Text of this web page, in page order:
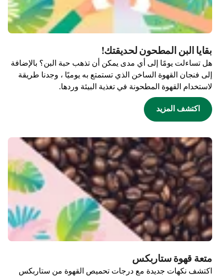
بقايا البن المطحون لحديقتك!
هل تساءلت يومًا إلى أي مدى يمكن أن تذهب حبة البن؟ بالإضافة
إلى فنجان القهوة الساخن الذي تستمتع به يوميًا ، وجدنا طريقة
لاستخدام القهوة المطحونة في تغذية البيئة وردها.
اكتشف المزيد
متعة قهوة ستاربكس
اكتشف نكهات جديدة مع درجات تحميص القهوة من ستاربكس